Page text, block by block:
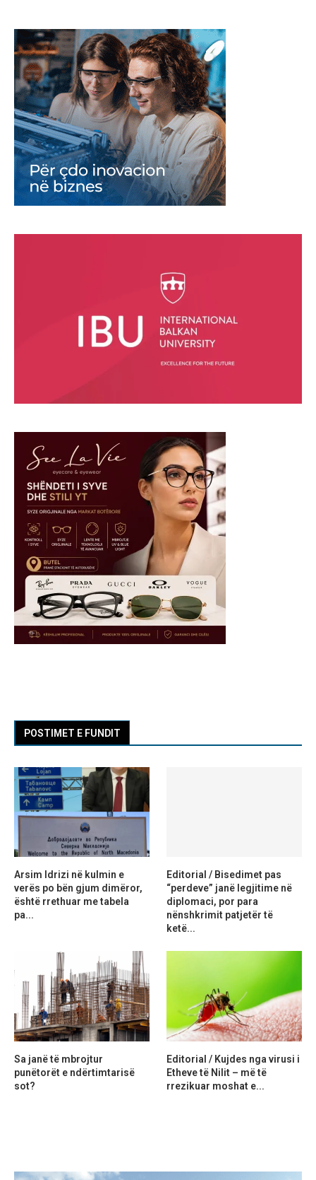
POSTIMET E FUNDIT
Arsim Idrizi në kulmin e
verës po bën gjum dimëror,
është rrethuar me tabela
pa...
Editorial / Bisedimet pas
“perdeve” janë legjitime në
diplomaci, por para
nënshkrimit patjetër të
ketë...
Sa janë të mbrojtur
punëtorët e ndërtimtarisë
sot?
Editorial / Kujdes nga virusi i
Etheve të Nilit – më të
rrezikuar moshat e...